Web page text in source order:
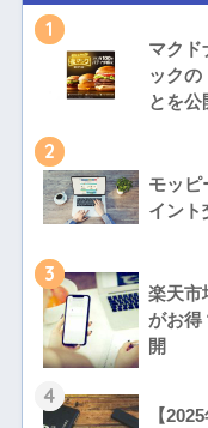
1
マクド
ックの
とを公
2
モッピ
イント
3
楽天市
がお得
開
4
【